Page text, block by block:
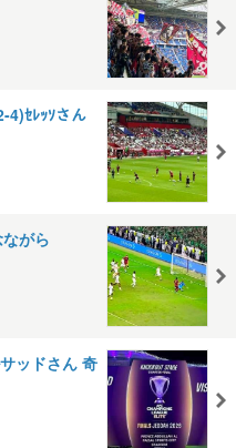
4)ｾﾚｯｿさん
がら
ッドさん 奇